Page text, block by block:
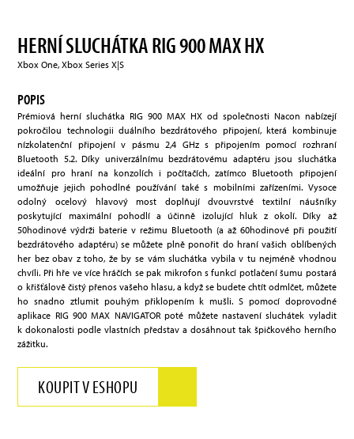
HERNÍ SLUCHÁTKA RIG 900 MAX HX
Xbox One, Xbox Series X|S
POPIS
Prémiová herní sluchátka RIG 900 MAX HX od společnosti Nacon nabízejí
pokročilou technologii duálního bezdrátového připojení, která kombinuje
nízkolatenční připojení v pásmu 2,4 GHz s připojením pomocí rozhraní
Bluetooth 5.2. Díky univerzálnímu bezdrátovému adaptéru jsou sluchátka
ideální pro hraní na konzolích i počítačích, zatímco Bluetooth připojení
umožňuje jejich pohodlné používání také s mobilními zařízeními. Vysoce
odolný ocelový hlavový most doplňují dvouvrstvé textilní náušníky
poskytující maximální pohodlí a účinně izolující hluk z okolí. Díky až
50hodinové výdrži baterie v režimu Bluetooth (a až 60hodinové při použití
bezdrátového adaptéru) se můžete plně ponořit do hraní vašich oblíbených
her bez obav z toho, že by se vám sluchátka vybila v tu nejméně vhodnou
chvíli. Při hře ve více hráčích se pak mikrofon s funkcí potlačení šumu postará
o křišťálově čistý přenos vašeho hlasu, a když se budete chtít odmlčet, můžete
ho snadno ztlumit pouhým přiklopením k mušli. S pomocí doprovodné
aplikace RIG 900 MAX NAVIGATOR poté můžete nastavení sluchátek vyladit
k dokonalosti podle vlastních představ a dosáhnout tak špičkového herního
zážitku.
KOUPIT V ESHOPU